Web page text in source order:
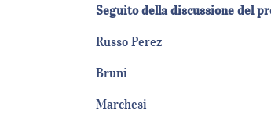
Seguito della discussione del